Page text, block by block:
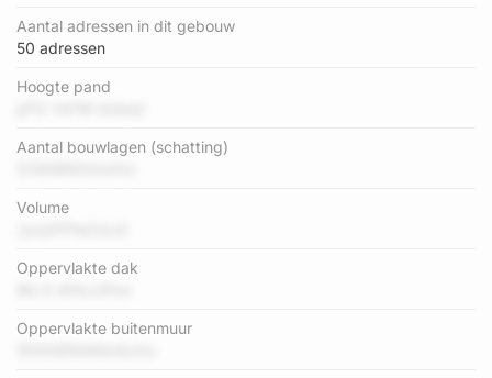
Aantal adressen in dit gebouw
50 adressen
Hoogte pand
Aantal bouwlagen (schatting)
Volume
Oppervlakte dak
Oppervlakte buitenmuur